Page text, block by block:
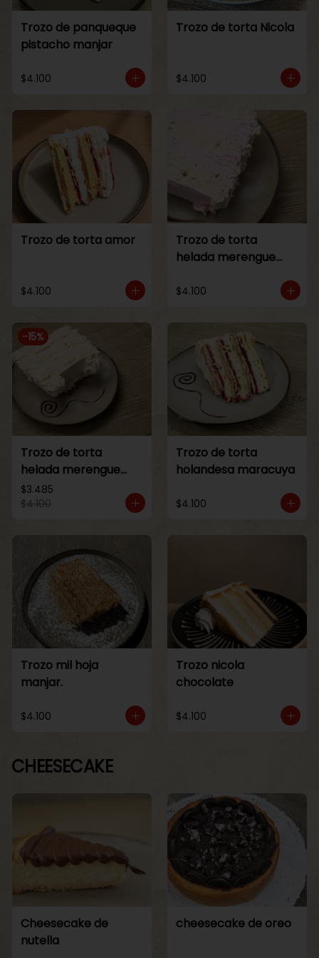
Trozo de panqueque
pistacho manjar
$4.100
Trozo de torta Nicola
$4.100
Trozo de torta amor
$4.100
Trozo de torta
helada merengue
$4.100
-15%
Trozo de torta
helada merengue
lucuma
$3.485
$4.100
Trozo de torta
holandesa maracuya
$4.100
Trozo mil hoja
manjar.
$4.100
Trozo nicola
chocolate
$4.100
CHEESECAKE
Cheesecake de
nutella
cheesecake de oreo